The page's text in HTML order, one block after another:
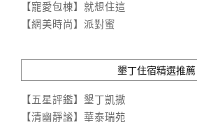
【寵愛包棟】就想住這
【網美時尚】派對蜜
墾丁住宿精選推薦
【五星評鑑】墾丁凱撒
【清幽靜謐】華泰瑞苑